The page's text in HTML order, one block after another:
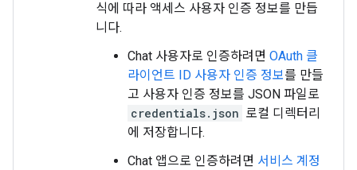
식에 따라 액세스 사용자 인증 정보를 만듭
니다.
Chat 사용자로 인증하려면 OAuth 클
라이언트 ID 사용자 인증 정보를 만들
고 사용자 인증 정보를 JSON 파일로
credentials.json 로컬 디렉터리
에 저장합니다.
Chat 앱으로 인증하려면 서비스 계정